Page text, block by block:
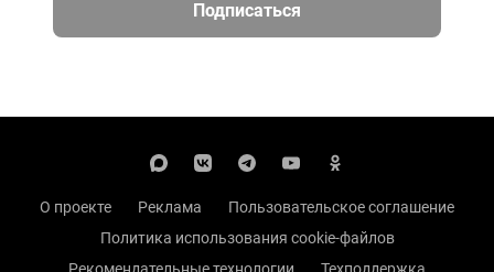
Подписаться
О проекте Реклама
Пользовательское соглашение
Политика использования cookie-файлов